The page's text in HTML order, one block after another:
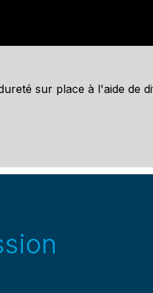
sur place à l'aide de